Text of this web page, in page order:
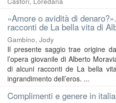
«Amore o avidità di
racconti de La bella vita di
Gambino, Jody
Il presente saggio trae origine
l’opera giovanile di Alberto
di alcuni racconti de La bella
ingrandimento dell’eros. ...
Complimenti e genere in